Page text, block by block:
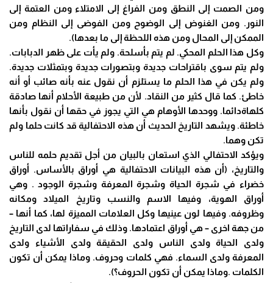
ومن الصمت إلى النطق ومن الفراغ إلى الامتلاء ومن العتمة إلى
النور. ومن الغنوض إلى الوضوح ومن الفوضى إلى النظام ومن
الممكن إلى المحال ومن هذه اللحظة إلى ما بعدها).
وكل هذا الحلم المحكي. لم يتم بأسلحة. ولم يأت على ظهر الدبابات.
ولم يتم سوى باقتراحات جديدة وبتصورات جديدة وبتمثلات جديدة.
ولم يكن في هذا الحلم ما يستلزم أن نقول عنه بأنه صائب أو أنه
خاطئ. كما قال كثير من النقاد. لأن من طبيعة الأحلام أنها صادقة
كلهاةدائما. ووحدها الأوهام هي التي يجوز في حقها أن نقول بأنها
خاطئة. ويشهد التاريخ الحديث أن هذه الاحتفالية قد كانت حلما ولم
تكن وهما.
ويؤكد الاحتفالي الذي استعان بالبيان من أجل تقديم حلمه للناس
والتاريخ، (أن هذه البيانات الاحتفالية هي أوراق بالأساس. أوراق
خضراء في شجرة الحياة وشجرة المعرفة وشجرة الوجود . وهي
أوراق الهوية، وفيها الاسم والنسب وتاريخ الميلاد ومكانه
وظروفه. وفيها لون عينيها وكل العلامات المميزة لها، كما أنها –
من جهة اخرى – هي أوراق اعتمادها. وذلك في سفاراتها لدى التاريخ
ولدى الحياة ولدى الناس ولدى الحقيقة ولدى الأشياء ولدى
المعرفة ولدى السماء. فهي كلمات وحروف. وماذا يمكن أن تكون
الكلمات .وماذا يمكن أن تكون الحروف؟).